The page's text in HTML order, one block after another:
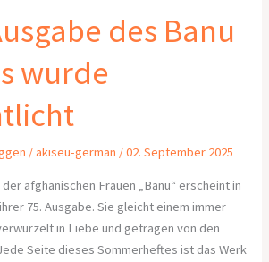
des Banu
wurde
/akiseu-german /02. September 2025
der afghanischen Frauen „Banu“ erscheint in
75. Ausgabe. Sie gleicht einem immer
in Liebe und getragen von den
Seite dieses Sommerheftes ist das Werk